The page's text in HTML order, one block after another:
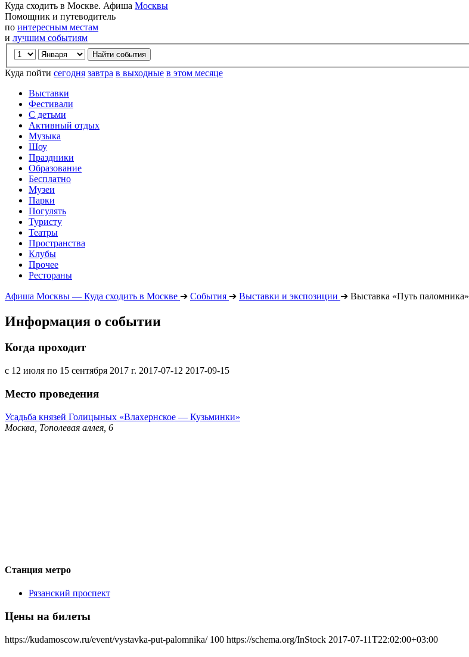
Куда сходить в Москве. Афиша Москвы
Помощник и путеводитель
по интересным местам
и лучшим событиям
Куда пойти сегодня завтра в выходные в этом месяце
Выставки
Фестивали
С детьми
Активный отдых
Музыка
Шоу
Праздники
Образование
Бесплатно
Музеи
Парки
Погулять
Туристу
Театры
Пространства
Клубы
Прочее
Рестораны
Афиша Москвы — Куда сходить в Москве ➔ События ➔ Выставки и экспозиции ➔ Выставка «Путь паломника»
Информация о событии
Когда проходит
с 12 июля по 15 сентября 2017 г. 2017-07-12 2017-09-15
Место проведения
Усадьба князей Голицыных «Влахернское — Кузьминки»
Москва, Тополевая аллея, 6
Станция метро
Рязанский проспект
Цены на билеты
https://kudamoscow.ru/event/vystavka-put-palomnika/ 100 https://schema.org/InStock 2017-07-11T22:02:00+03:00